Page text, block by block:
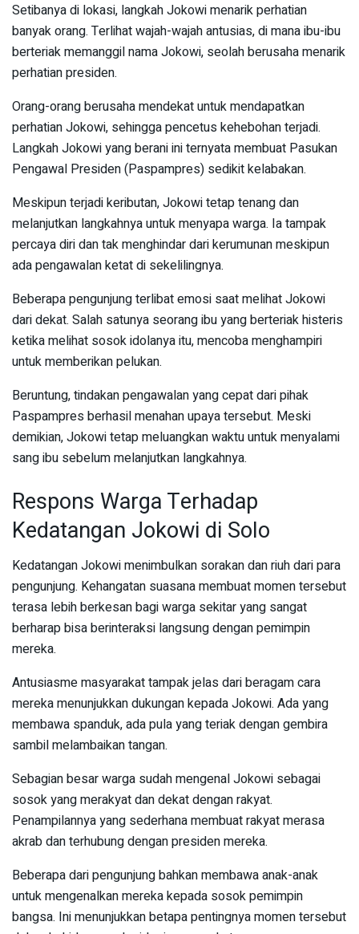
Setibanya di lokasi, langkah Jokowi menarik perhatian
banyak orang. Terlihat wajah-wajah antusias, di mana ibu-ibu
berteriak memanggil nama Jokowi, seolah berusaha menarik
perhatian presiden.
Orang-orang berusaha mendekat untuk mendapatkan
perhatian Jokowi, sehingga pencetus kehebohan terjadi.
Langkah Jokowi yang berani ini ternyata membuat Pasukan
Pengawal Presiden (Paspampres) sedikit kelabakan.
Meskipun terjadi keributan, Jokowi tetap tenang dan
melanjutkan langkahnya untuk menyapa warga. Ia tampak
percaya diri dan tak menghindar dari kerumunan meskipun
ada pengawalan ketat di sekelilingnya.
Beberapa pengunjung terlibat emosi saat melihat Jokowi
dari dekat. Salah satunya seorang ibu yang berteriak histeris
ketika melihat sosok idolanya itu, mencoba menghampiri
untuk memberikan pelukan.
Beruntung, tindakan pengawalan yang cepat dari pihak
Paspampres berhasil menahan upaya tersebut. Meski
demikian, Jokowi tetap meluangkan waktu untuk menyalami
sang ibu sebelum melanjutkan langkahnya.
Respons Warga Terhadap
Kedatangan Jokowi di Solo
Kedatangan Jokowi menimbulkan sorakan dan riuh dari para
pengunjung. Kehangatan suasana membuat momen tersebut
terasa lebih berkesan bagi warga sekitar yang sangat
berharap bisa berinteraksi langsung dengan pemimpin
mereka.
Antusiasme masyarakat tampak jelas dari beragam cara
mereka menunjukkan dukungan kepada Jokowi. Ada yang
membawa spanduk, ada pula yang teriak dengan gembira
sambil melambaikan tangan.
Sebagian besar warga sudah mengenal Jokowi sebagai
sosok yang merakyat dan dekat dengan rakyat.
Penampilannya yang sederhana membuat rakyat merasa
akrab dan terhubung dengan presiden mereka.
Beberapa dari pengunjung bahkan membawa anak-anak
untuk mengenalkan mereka kepada sosok pemimpin
bangsa. Ini menunjukkan betapa pentingnya momen tersebut